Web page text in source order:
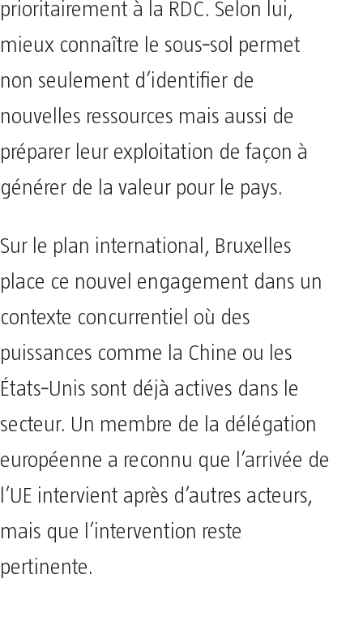
prioritairement à la RDC. Selon lui,
mieux connaître le sous‑sol permet
non seulement d’identifier de
nouvelles ressources mais aussi de
préparer leur exploitation de façon à
générer de la valeur pour le pays.
Sur le plan international, Bruxelles
place ce nouvel engagement dans un
contexte concurrentiel où des
puissances comme la Chine ou les
États‑Unis sont déjà actives dans le
secteur. Un membre de la délégation
européenne a reconnu que l’arrivée de
l’UE intervient après d’autres acteurs,
mais que l’intervention reste
pertinente.